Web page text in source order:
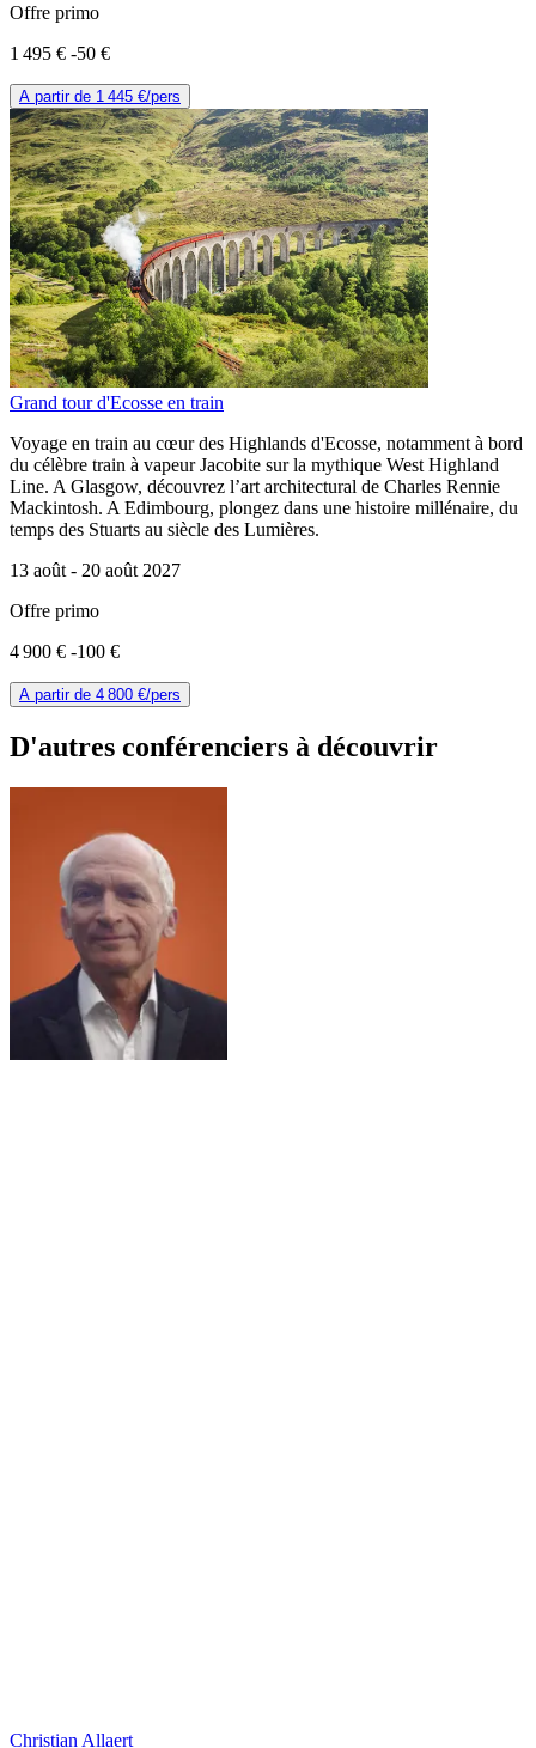
Offre primo
1 495 € -50 €
A partir de 1 445 €/pers
Grand tour d'Ecosse en train
Voyage en train au cœur des Highlands d'Ecosse, notamment à bord
du célèbre train à vapeur Jacobite sur la mythique West Highland
Line. A Glasgow, découvrez l’art architectural de Charles Rennie
Mackintosh. A Edimbourg, plongez dans une histoire millénaire, du
temps des Stuarts au siècle des Lumières.
13 août - 20 août 2027
Offre primo
4 900 € -100 €
A partir de 4 800 €/pers
D'autres conférenciers à découvrir
Christian Allaert